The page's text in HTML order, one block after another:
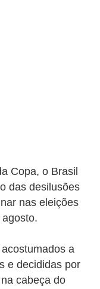
Copa, o Brasil
das desilusões
nas eleições
a
e decididas por
cabeça do